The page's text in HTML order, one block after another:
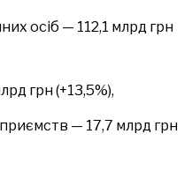
осіб — 112,1 млрд грн
грн (+13,5%),
— 17,7 млрд грн